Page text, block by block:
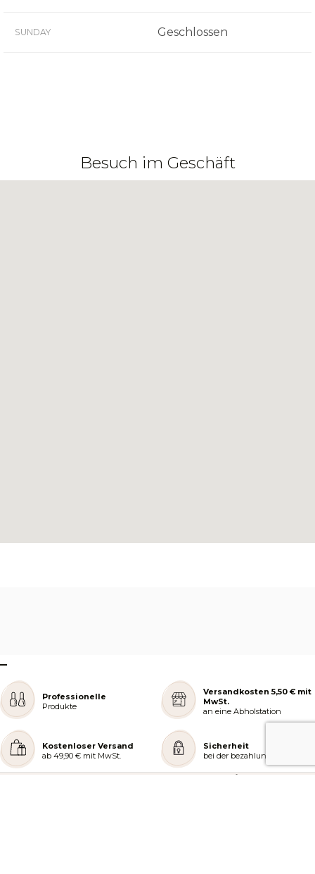
SUNDAY Geschlossen
Besuch im Geschäft
–
Professionelle
Produkte
Versandkosten 5,50 € mit
MwSt.
an eine Abholstation
Kostenloser Versand
ab 49,90 € mit MwSt.
Sicherheit
bei der bezahlung